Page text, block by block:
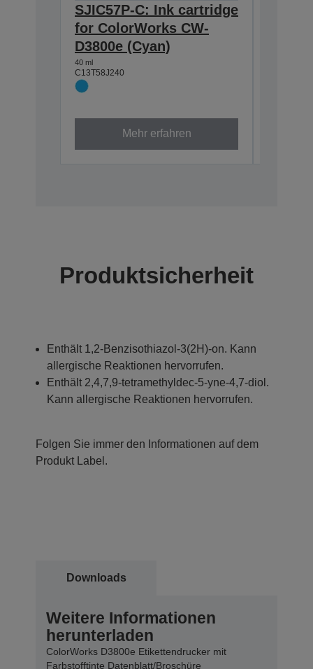
SJIC57P-C: Ink cartridge
for ColorWorks CW-
D3800e (Cyan)
40 ml
C13T58J240
Mehr erfahren
Produktsicherheit
Enthält 1,2-Benzisothiazol-3(2H)-on. Kann
allergische Reaktionen hervorrufen.
Enthält 2,4,7,9-tetramethyldec-5-yne-4,7-diol.
Kann allergische Reaktionen hervorrufen.
Folgen Sie immer den Informationen auf dem
Produkt Label.
Downloads
Weitere Informationen
herunterladen
ColorWorks D3800e Etikettendrucker mit
Farbstofftinte Datenblatt/Broschüre